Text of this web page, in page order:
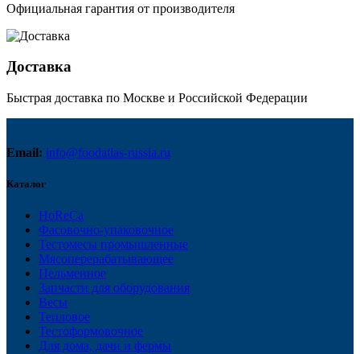
Официальная гарантия от производителя
Доставка
Быстрая доставка по Москве и Российской Федерации
Email: info@foodatlas-russia.ru
Каталог
HoReCa
Фасовочно-упаковочное
Тестомесы промышленные
Мясоперерабатывающее
Пельменное
Запчасти для оборудования
Весы
Тепловое
Тестоформовочное
Для дома, дачи и фермы